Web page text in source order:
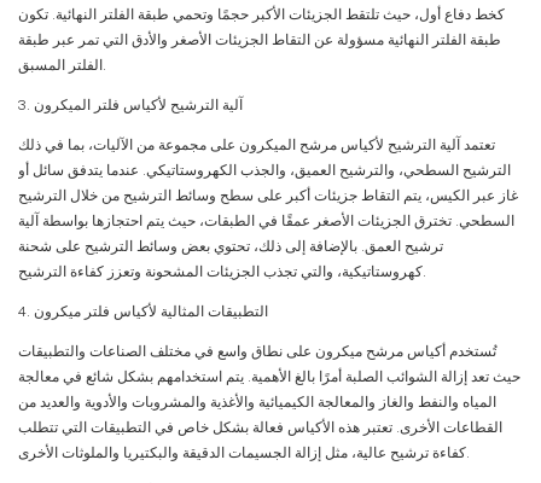
كخط دفاع أول، حيث تلتقط الجزيئات الأكبر حجمًا وتحمي طبقة الفلتر النهائية. تكون
طبقة الفلتر النهائية مسؤولة عن التقاط الجزيئات الأصغر والأدق التي تمر عبر طبقة
الفلتر المسبق.
3. آلية الترشيح لأكياس فلتر الميكرون
تعتمد آلية الترشيح لأكياس مرشح الميكرون على مجموعة من الآليات، بما في ذلك
الترشيح السطحي، والترشيح العميق، والجذب الكهروستاتيكي. عندما يتدفق سائل أو
غاز عبر الكيس، يتم التقاط جزيئات أكبر على سطح وسائط الترشيح من خلال الترشيح
السطحي. تخترق الجزيئات الأصغر عمقًا في الطبقات، حيث يتم احتجازها بواسطة آلية
ترشيح العمق. بالإضافة إلى ذلك، تحتوي بعض وسائط الترشيح على شحنة
كهروستاتيكية، والتي تجذب الجزيئات المشحونة وتعزز كفاءة الترشيح.
4. التطبيقات المثالية لأكياس فلتر ميكرون
تُستخدم أكياس مرشح ميكرون على نطاق واسع في مختلف الصناعات والتطبيقات
حيث تعد إزالة الشوائب الصلبة أمرًا بالغ الأهمية. يتم استخدامهم بشكل شائع في معالجة
المياه والنفط والغاز والمعالجة الكيميائية والأغذية والمشروبات والأدوية والعديد من
القطاعات الأخرى. تعتبر هذه الأكياس فعالة بشكل خاص في التطبيقات التي تتطلب
كفاءة ترشيح عالية، مثل إزالة الجسيمات الدقيقة والبكتيريا والملوثات الأخرى.